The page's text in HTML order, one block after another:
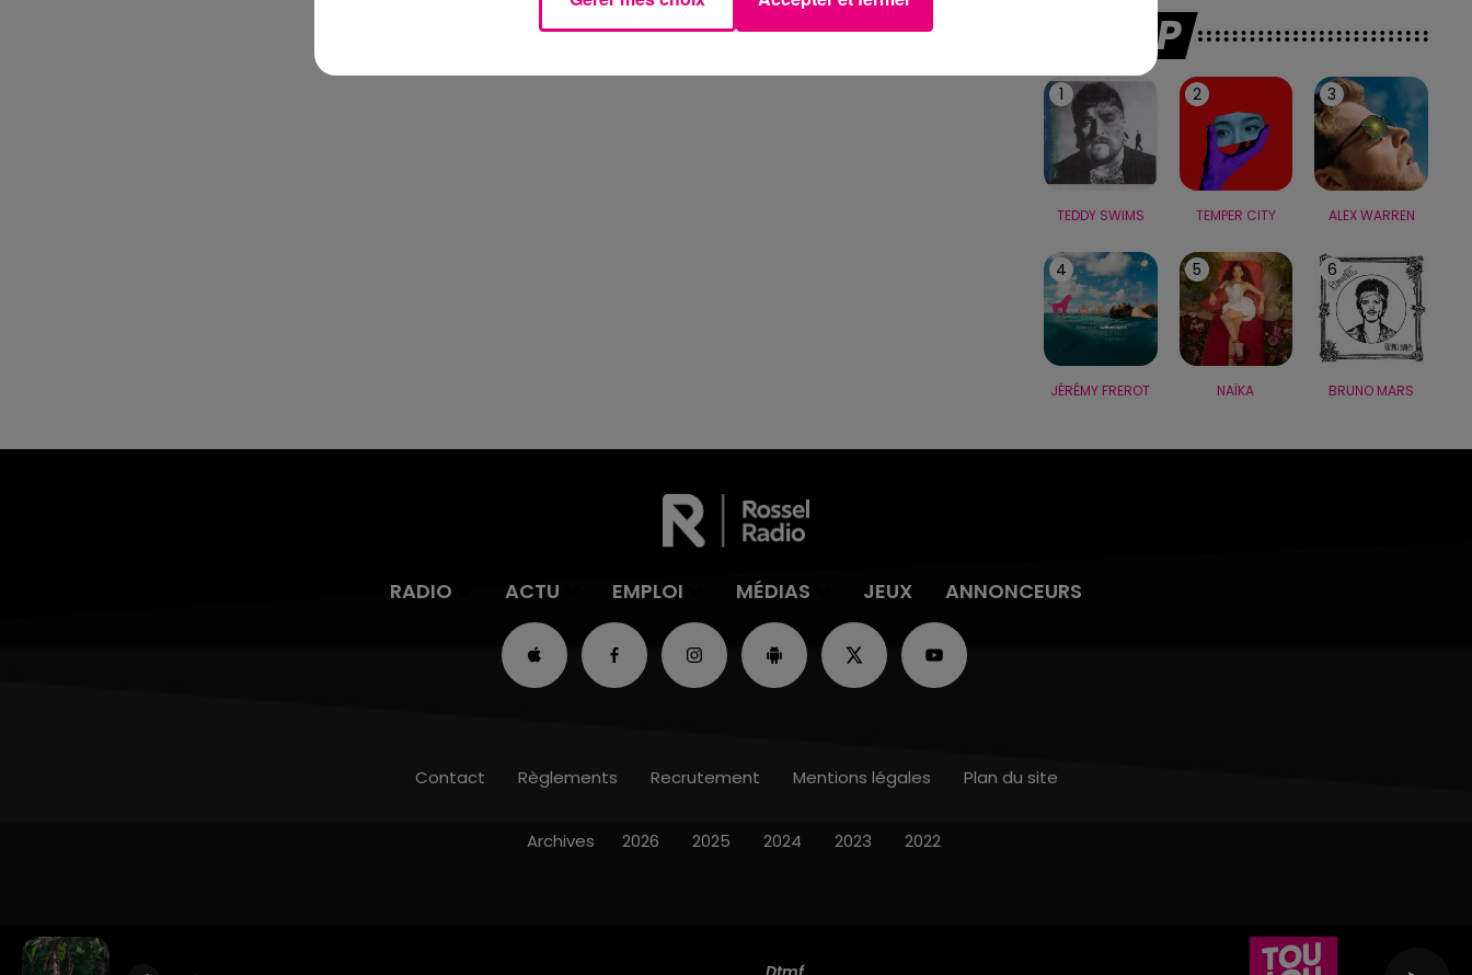
LE TOP
1
TEDDY SWIMS
2
TEMPER CITY
3
ALEX WARREN
4
JÉRÉMY FREROT
5
NAÏKA
6
BRUNO MARS
RADIO ACTU EMPLOI MÉDIAS JEUX ANNONCEURS
Contact Règlements Recrutement Mentions légales Plan du site
Archives 2026 2025 2024 2023 2022